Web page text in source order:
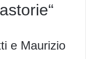
“
e Maurizio